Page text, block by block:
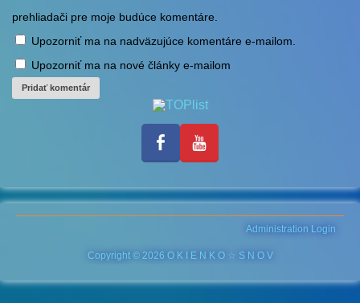
prehliadači pre moje budúce komentáre.
Upozorniť ma na nadväzujúce komentáre e-mailom.
Upozorniť ma na nové články e-mailom
Administration Login
Copyright © 2026 O K I E N K O ☆ S N O V